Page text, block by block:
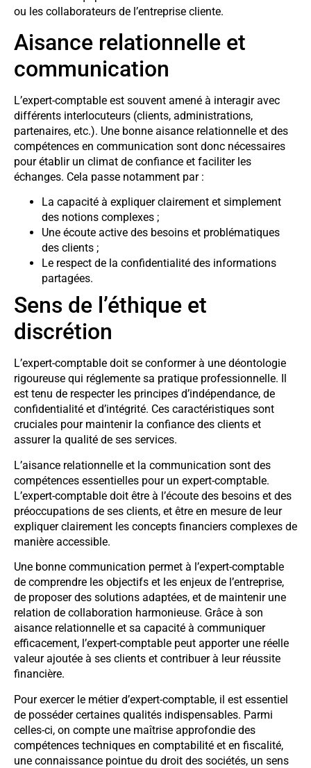
ou les collaborateurs de l’entreprise cliente.
Aisance relationnelle et
communication
L’expert-comptable est souvent amené à interagir avec
différents interlocuteurs (clients, administrations,
partenaires, etc.). Une bonne aisance relationnelle et des
compétences en communication sont donc nécessaires
pour établir un climat de confiance et faciliter les
échanges. Cela passe notamment par :
La capacité à expliquer clairement et simplement
des notions complexes ;
Une écoute active des besoins et problématiques
des clients ;
Le respect de la confidentialité des informations
partagées.
Sens de l’éthique et
discrétion
L’expert-comptable doit se conformer à une déontologie
rigoureuse qui réglemente sa pratique professionnelle. Il
est tenu de respecter les principes d’indépendance, de
confidentialité et d’intégrité. Ces caractéristiques sont
cruciales pour maintenir la confiance des clients et
assurer la qualité de ses services.
L’aisance relationnelle et la communication sont des
compétences essentielles pour un expert-comptable.
L’expert-comptable doit être à l’écoute des besoins et des
préoccupations de ses clients, et être en mesure de leur
expliquer clairement les concepts financiers complexes de
manière accessible.
Une bonne communication permet à l’expert-comptable
de comprendre les objectifs et les enjeux de l’entreprise,
de proposer des solutions adaptées, et de maintenir une
relation de collaboration harmonieuse. Grâce à son
aisance relationnelle et sa capacité à communiquer
efficacement, l’expert-comptable peut apporter une réelle
valeur ajoutée à ses clients et contribuer à leur réussite
financière.
Pour exercer le métier d’expert-comptable, il est essentiel
de posséder certaines qualités indispensables. Parmi
celles-ci, on compte une maîtrise approfondie des
compétences techniques en comptabilité et en fiscalité,
une connaissance pointue du droit des sociétés, un sens